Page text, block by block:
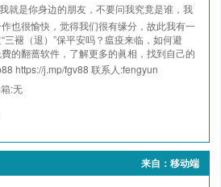
就是你身边的朋友，不要问我究竟是谁，我
也很愉快，觉得我们很有缘分，故此我有一
三褪（退）”保平安吗？瘟疫来临，如何避
的翻蔷软件，了解更多的眞相，找到自己的
https://j.mp/fgv88联系人:fengyun
:无
来自：移动端